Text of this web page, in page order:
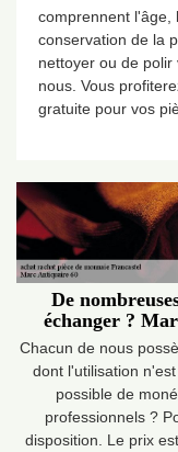
comprennent l'âge,
conservation de la
nettoyer ou de
nous. Vous
gratuite pour vos
De
échanger ?
Chacun de nous
dont l'utilisation
possible de
professionnels ?
disposition. Le prix